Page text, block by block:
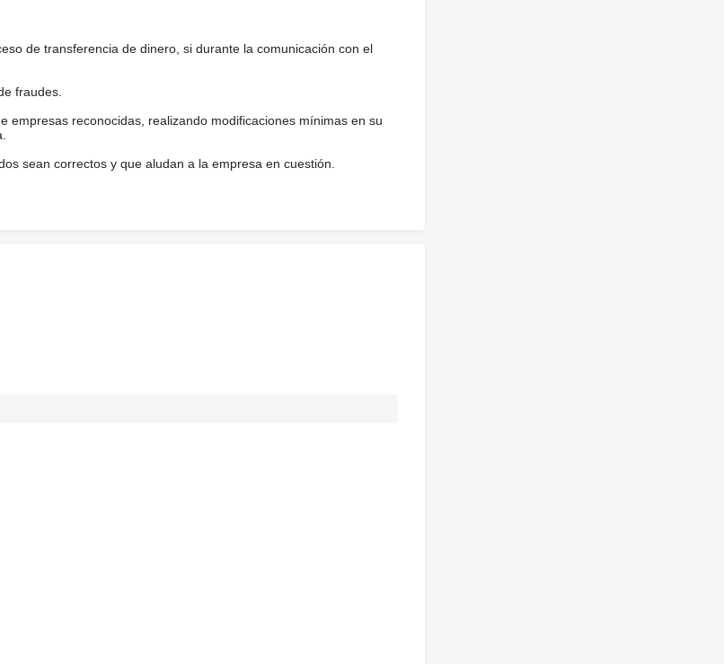
de transferencia de dinero, si durante la comunicación con el
fraudes.
empresas reconocidas, realizando modificaciones mínimas en su
sean correctos y que aludan a la empresa en cuestión.